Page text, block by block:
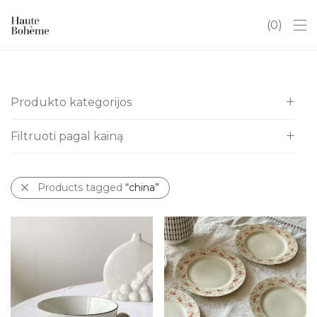
0
Produkto kategorijos
Visos
Kalėdos
Dovanų kuponai
Hobiams
Filtruoti pagal kainą
All
€0-€10
€10-€20
€50 -€
Products tagged “china”